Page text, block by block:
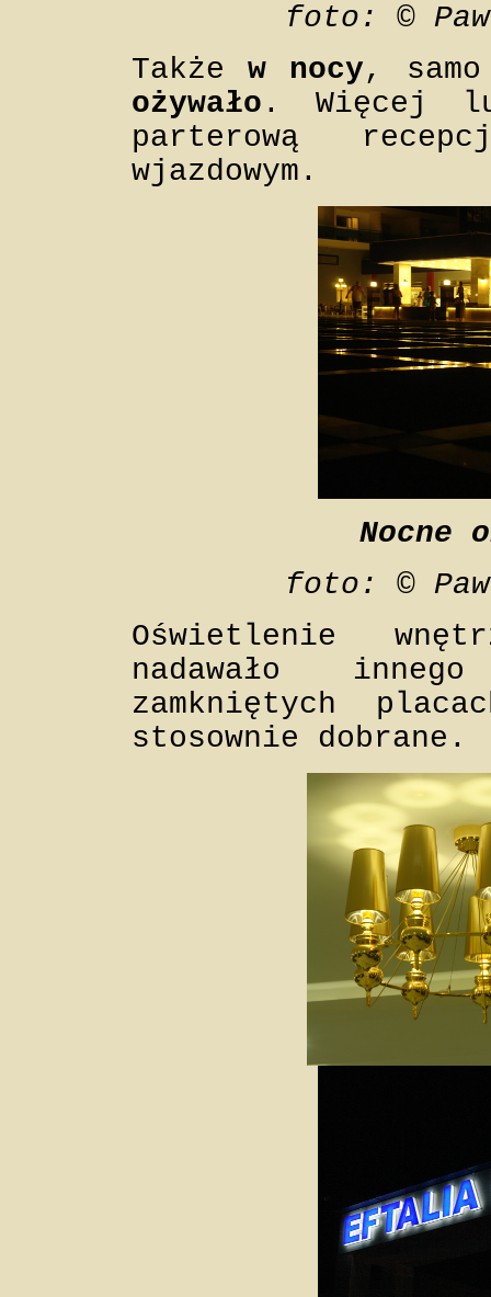
foto: ©
Takżew nocy,
ożywało . Więcej
parterową
wjazdowym.
Nocne
foto: ©
Oświetlenie
nadawało
zamkniętych
stosownie dobrane.